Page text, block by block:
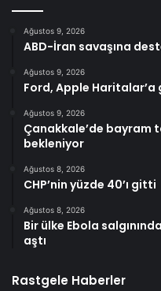
Ağustos 9, 2026
ABD-İran savaşına
Ağustos 9, 2026
Ford, Apple Haritalar’a
Ağustos 9, 2026
Çanakkale’de bayram
bekleniyor
Ağustos 8, 2026
CHP’nin yüzde 40’ı gitti
Ağustos 8, 2026
Bir ülke Ebola
aştı
Rastgele Haberler